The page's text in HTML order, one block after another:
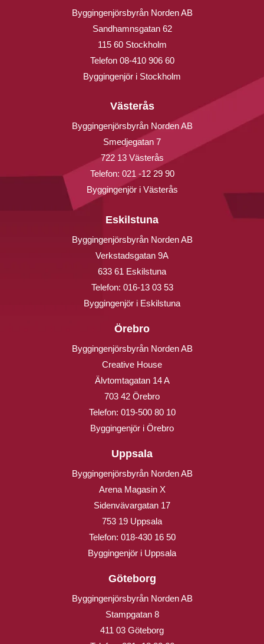
Byggingenjörsbyrån Norden AB
Sandhamnsgatan 62
115 60 Stockholm
Telefon 08-410 906 60
Byggingenjör i Stockholm
Västerås
Byggingenjörsbyrån Norden AB
Smedjegatan 7
722 13 Västerås
Telefon: 021 -12 29 90
Byggingenjör i Västerås
Eskilstuna
Byggingenjörsbyrån Norden AB
Verkstadsgatan 9A
633 61 Eskilstuna
Telefon: 016-13 03 53
Byggingenjör i Eskilstuna
Örebro
Byggingenjörsbyrån Norden AB
Creative House
Älvtomtagatan 14 A
703 42 Örebro
Telefon: 019-500 80 10
Byggingenjör i Örebro
Uppsala
Byggingenjörsbyrån Norden AB
Arena Magasin X
Sidenvävargatan 17
753 19 Uppsala
Telefon: 018-430 16 50
Byggingenjör i Uppsala
Göteborg
Byggingenjörsbyrån Norden AB
Stampgatan 8
411 03 Göteborg